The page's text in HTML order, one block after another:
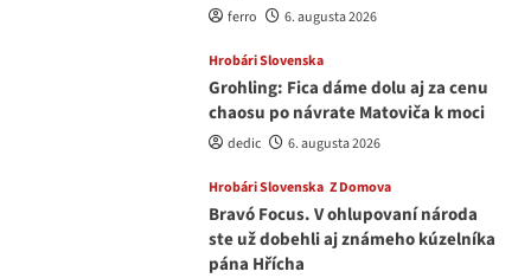
ferro 6. augusta 2026
Hrobári Slovenska
Grohling: Fica dáme dolu aj za cenu
chaosu po návrate Matoviča k moci
dedic 6. augusta 2026
Hrobári Slovenska Z Domova
Bravó Focus. V ohlupovaní národa
ste už dobehli aj známeho kúzelníka
pána Hřícha